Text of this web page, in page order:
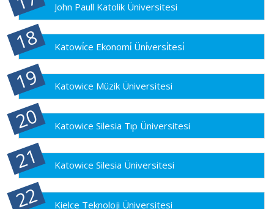
John Paull Katolik Üniversitesi
Katowi̇ce Ekonomi̇ Üni̇versi̇tesi̇
Katowice Müzik Üniversitesi
Katowice Silesia Tıp Üniversitesi
Katowice Silesia Üniversitesi
Kielce Teknoloji Üniversitesi